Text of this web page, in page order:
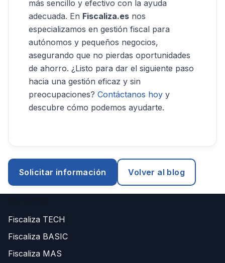
más sencillo y efectivo con la ayuda
adecuada. En Fiscaliza.es nos
especializamos en gestión fiscal para
autónomos y pequeños negocios,
asegurando que no pierdas oportunidades
de ahorro. ¿Listo para dar el siguiente paso
hacia una gestión eficaz y sin
preocupaciones? Contáctanos hoy y
descubre cómo podemos ayudarte.
Solicitar información Volver al blog
Fiscaliza TECH
Fiscaliza BASIC
Fiscaliza MAS